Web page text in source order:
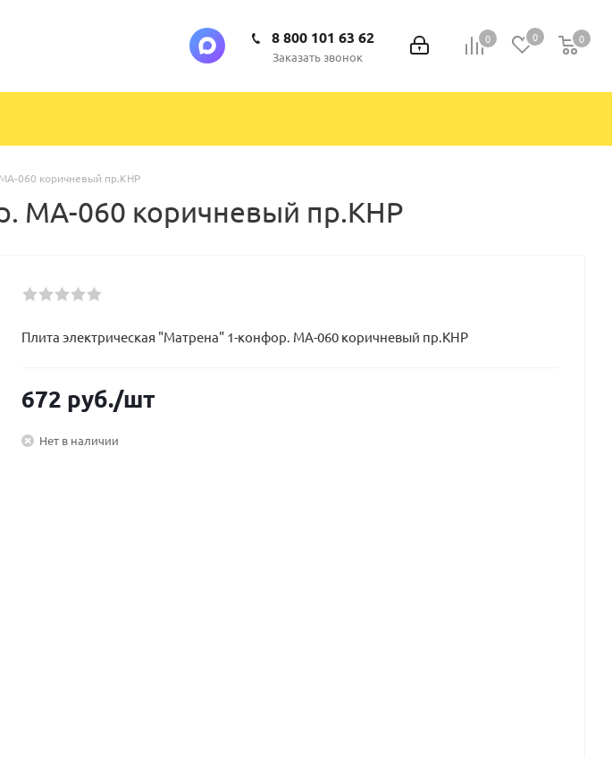
0 0 0
0
8 800 101 63 62
Заказать звонок
060 коричневый пр.КНР
МА-060 коричневый пр.КНР
Плита электрическая "Матрена" 1-конфор. МА-060 коричневый пр.КНР
672 руб./шт
Нет в наличии